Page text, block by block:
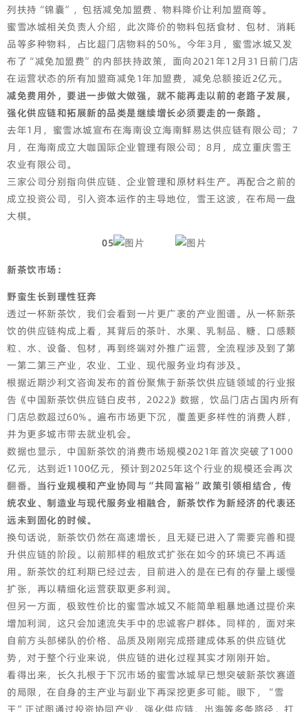
列扶持“锦囊”，包括减免加盟费、物料降价让利加盟商等。
蜜雪冰城相关负责人介绍，此次降价的物料包括食材、包材、消耗
品等多种物料，占比超门店物料的50%。今年3月，蜜雪冰城又发
布了“减免加盟费”的内部扶持政策，面向2021年12月31日前门店
在运营状态的所有加盟商减免1年加盟费，减免总额接近2亿元。
减免费用外，要进一步做大做强，就不能再走以前的老路子发展，
强化供应链和拓展新的品类是继续增长必须要走的一条路。
去年1月，蜜雪冰城宣布在海南设立海南鲜易达供应链有限公司；7
月，在海南成立大咖国际企业管理有限公司；8月，成立重庆雪王
农业有限公司。
三家公司分别指向供应链、企业管理和原材料生产。再配合之前的
成立投资公司，引入资本运作的主导地位，雪王这波，在布局一盘
大棋。
05
新茶饮市场：
野蛮生长到理性狂奔
透过一杯新茶饮，我们会看到一片更广袤的产业图谱。从一杯新茶
饮的供应链构成上看，其背后的茶叶、水果、乳制品、糖、口感颗
粒、水、设备、包材，再到终端对外推广运营，全流程涉及到了第
一第二第三产业，农业、工业、现代服务业均有涉及。
根据近期沙利文咨询发布的首份聚焦于新茶饮供应链领域的行业报
告《中国新茶饮供应链白皮书，2022》数据，饮品门店占国内所有
门店总数超过60%。遍布市场更下沉，覆盖更多样性的消费人群，
并为更多城市带去就业机会。
数据也显示，中国新茶饮的消费市场规模2021年首次突破了1000
亿元，达到近1100亿元，预计到2025年这个行业的规模还会再次
翻番。 当行业规模和产业协同与“共同富裕”政策引领相结合，传
统农业、制造业与现代服务业相融合，新茶饮作为新经济的代表还
远未到固化的时候。
换句话说，新茶饮仍然在高速增长，且无疑已进入了需要完善和提
升供应链的阶段。以前那样的粗放式扩张在如今的环境已不再适
用。新茶饮的红利期已经过去，目前进入的是在已有的存量上缓慢
扩张，再以精细化运营获取更多利润。
但另一方面，极致性价比的蜜雪冰城又不能简单粗暴地通过提价来
增加利润，这只会加速流失手中的忠诚客户群体。同样的，面对来
自前方头部梯队的价格、品质及刚刚完成搭建成体系的供应链优
势，对于整个行业来说，供应链的进化过程其实才刚刚开始。
看得出来，长久扎根于下沉市场的蜜雪冰城早已想突破新茶饮赛道
的局限，在自身的主产业与副业下再深挖更多可能。眼下，“雪
王”正试图通过投资协同产业、强化供应链、出海等多条路径，打